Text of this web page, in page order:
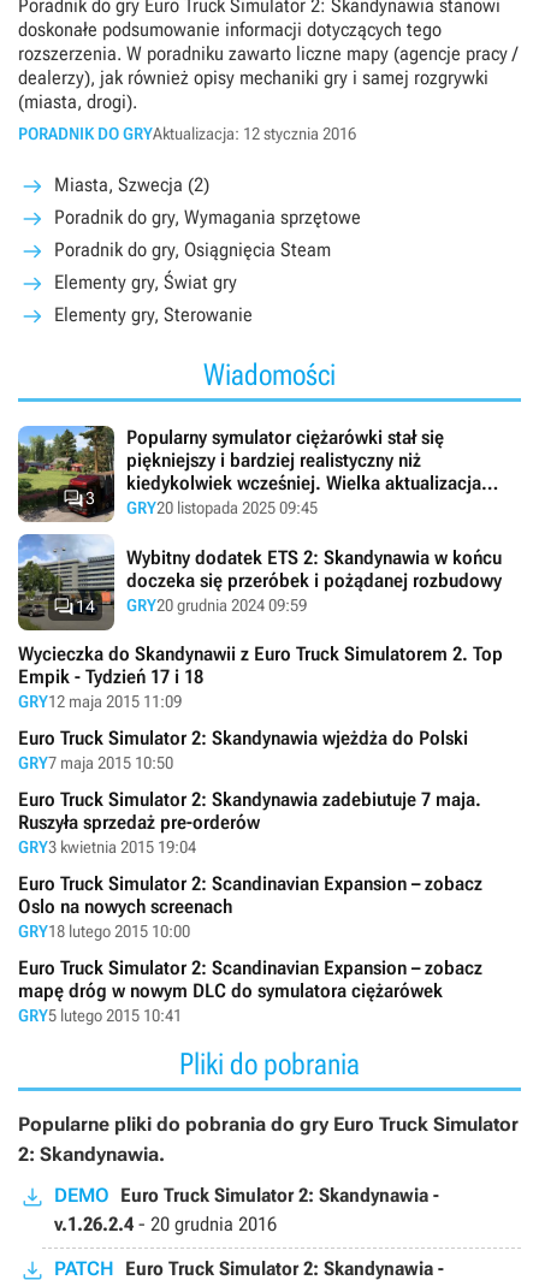
Poradnik do gry Euro Truck Simulator 2: Skandynawia stanowi
doskonałe podsumowanie informacji dotyczących tego
rozszerzenia. W poradniku zawarto liczne mapy (agencje pracy /
dealerzy), jak również opisy mechaniki gry i samej rozgrywki
(miasta, drogi).
PORADNIK DO GRYAktualizacja: 12 stycznia 2016
Miasta, Szwecja (2)
Poradnik do gry, Wymagania sprzętowe
Poradnik do gry, Osiągnięcia Steam
Elementy gry, Świat gry
Elementy gry, Sterowanie
Wiadomości
3
Popularny symulator ciężarówki stał się
piękniejszy i bardziej realistyczny niż
kiedykolwiek wcześniej. Wielka aktualizacja
wprowadza masę nowości do ETS2
GRY20 listopada 2025 09:45
14
Wybitny dodatek ETS 2: Skandynawia w końcu
doczeka się przeróbek i pożądanej rozbudowy
GRY20 grudnia 2024 09:59
Wycieczka do Skandynawii z Euro Truck Simulatorem 2. Top
Empik - Tydzień 17 i 18
GRY12 maja 2015 11:09
Euro Truck Simulator 2: Skandynawia wjeżdża do Polski
GRY7 maja 2015 10:50
Euro Truck Simulator 2: Skandynawia zadebiutuje 7 maja.
Ruszyła sprzedaż pre-orderów
GRY3 kwietnia 2015 19:04
Euro Truck Simulator 2: Scandinavian Expansion – zobacz
Oslo na nowych screenach
GRY18 lutego 2015 10:00
Euro Truck Simulator 2: Scandinavian Expansion – zobacz
mapę dróg w nowym DLC do symulatora ciężarówek
GRY5 lutego 2015 10:41
Pliki do pobrania
Popularne pliki do pobrania do gry Euro Truck Simulator
2: Skandynawia.
DEMO Euro Truck Simulator 2: Skandynawia -
v.1.26.2.4 - 20 grudnia 2016
PATCH Euro Truck Simulator 2: Skandynawia -